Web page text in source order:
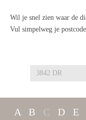
Wil je snel zien waar de
Vul simpelweg je
A B C D E